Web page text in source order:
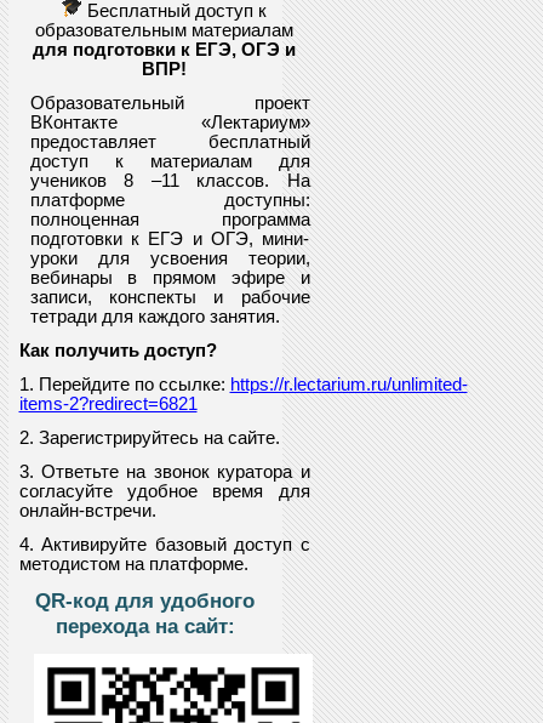
Бесплатный доступ к
образовательным материалам
для подготовки к ЕГЭ, ОГЭ и
ВПР!
Образовательный проект
ВКонтакте «Лектариум»
предоставляетбесплатный
доступ к материалам для
учеников 8 –11 классов. На
платформе доступны:
полноценная программа
подготовки к ЕГЭ и ОГЭ, мини-
уроки для усвоения теории,
вебинары в прямом эфире и
записи, конспекты и рабочие
тетради для каждого занятия.
Как получить доступ?
1. Перейдите по ссылке: https://r.lectarium.ru/unlimited-
items-2?redirect=6821
2. Зарегистрируйтесь на сайте.
3. Ответьте на звонок куратора и
согласуйте удобное время для
онлайн-встречи.
4. Активируйте базовый доступ с
методистом на платформе.
QR-код для удобного
перехода на сайт: